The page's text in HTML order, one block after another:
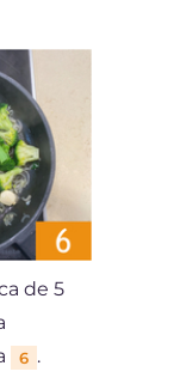
de 5
6 .